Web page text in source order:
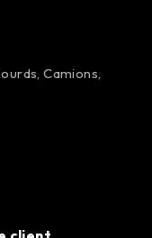
Camions,